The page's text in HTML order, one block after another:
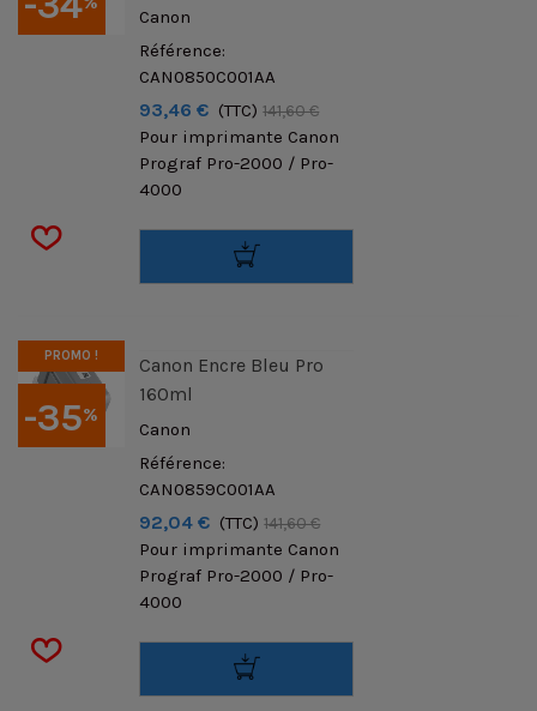
Canon
Référence:
CAN0850C001AA
93,46 € (TTC) 141,60 €
Pour imprimante Canon
Prograf Pro-2000 / Pro-
4000
-35%
PROMO !
Canon Encre Bleu Pro
160ml
Canon
Référence:
CAN0859C001AA
92,04 € (TTC) 141,60 €
Pour imprimante Canon
Prograf Pro-2000 / Pro-
4000